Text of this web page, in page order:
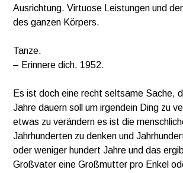
Ausrichtung. Virtuose Leistungen und
des ganzen Körpers.
Tanze.
– Erinnere dich. 1952.
Es ist doch eine recht seltsame Sache,
Jahre dauern soll um irgendein Ding zu
etwas zu verändern es ist die
Jahrhunderten zu denken und
oder weniger hundert Jahre und das
Großvater eine Großmutter pro Enkel